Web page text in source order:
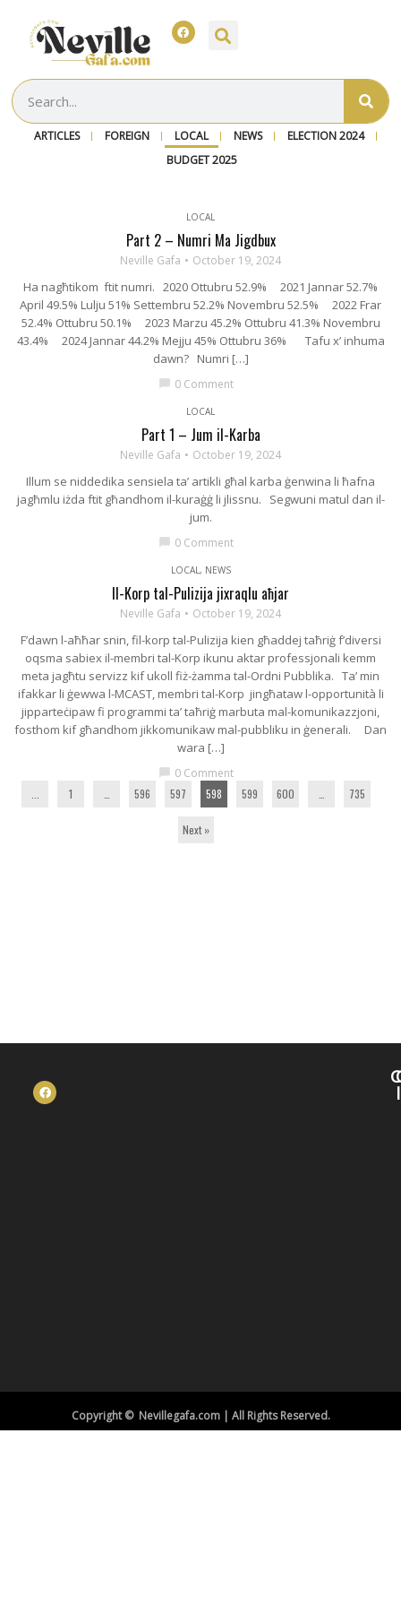
ARTICLES FOREIGN LOCAL NEWS
ELECTION 2024
BUDGET 2025
LOCAL
Part 2 – Numri Ma Jigdbux
Neville Gafa October 19, 2024
Ha nagħtikom ftit numri. 2020 Ottubru 52.9% 2021 Jannar 52.7%
April 49.5% Lulju 51% Settembru 52.2% Novembru 52.5% 2022 Frar
52.4% Ottubru 50.1% 2023 Marzu 45.2% Ottubru 41.3% Novembru
43.4% 2024 Jannar 44.2% Mejju 45% Ottubru 36% Tafu x’ inhuma
dawn? Numri […]
chat_bubble 0 Comment
LOCAL
Part 1 – Jum il-Karba
Neville Gafa October 19, 2024
Illum se niddedika sensiela ta’ artikli għal karba ġenwina li ħafna
jagħmlu iżda ftit għandhom il-kuraġġ li jlissnu. Segwuni matul dan il-
jum.
chat_bubble 0 Comment
LOCAL, NEWS
Il-Korp tal-Pulizija jixraqlu aħjar
Neville Gafa October 19, 2024
F’dawn l-aħħar snin, fil-korp tal-Pulizija kien għaddej taħriġ f’diversi
oqsma sabiex il-membri tal-Korp ikunu aktar professjonali kemm
meta jagħtu servizz kif ukoll fiż-żamma tal-Ordni Pubblika. Ta’ min
ifakkar li ġewwa l-MCAST, membri tal-Korp jingħataw l-opportunità li
jipparteċipaw fi programmi ta’ taħriġ marbuta mal-komunikazzjoni,
fosthom kif għandhom jikkomunikaw mal-pubbliku in ġenerali. Dan
wara […]
chat_bubble 0 Comment
1 596 597 598 599 600 735
Next »
Copyright © Nevillegafa.com | All Rights Reserved.